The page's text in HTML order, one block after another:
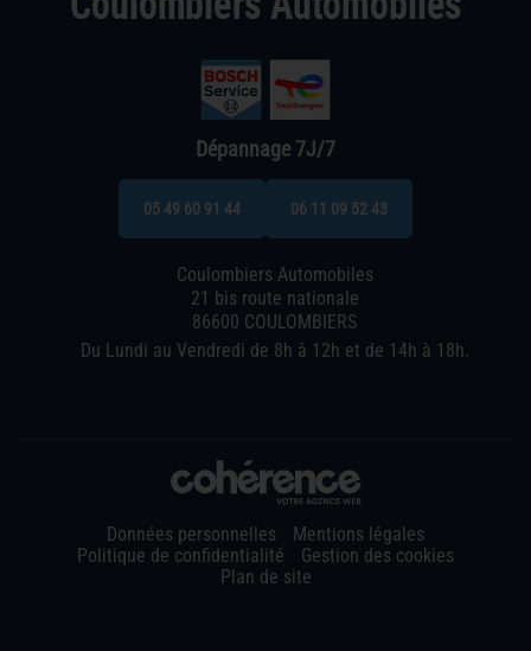
Dépannage 7J/7
05 49 60 91 44 06 11 09 52 43
Coulombiers Automobiles
21 bis route nationale
86600 COULOMBIERS
Du Lundi au Vendredi de 8h à 12h et de 14h à 18h.
Données personnelles
Mentions légales
Politique de confidentialité
Gestion des cookies
Plan de site